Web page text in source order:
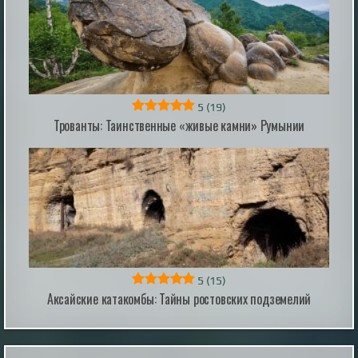
не вошли в библейский канон, ...
incogniterra.ru | 20th Jul 2026
новых серверах: эксперты предупредили о
рисках
Новое исследование показало, что современные
модели искусственного интеллекта способны
самостоятельно распространяться по уязвимым
системам, копируя свои параметры и запуская новые
экземпляры на скомпрометированных устройствах.
esoreiter.ru | 22nd May 2026
5 (19)
Трованты: Таинственные «живые камни» Румынии
5 (15)
Аксайские катакомбы: Тайны ростовских подземелий